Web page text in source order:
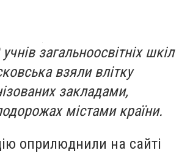
загальноосвітніх шкіл
взяли влітку
закладами,
містами країни.
оприлюднили на сайті